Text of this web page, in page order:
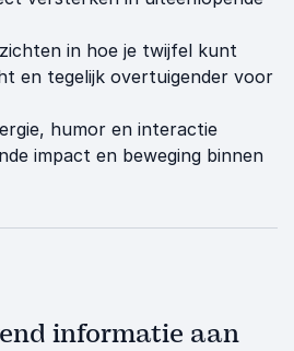
in hoe je twijfel kunt
en tegelijk overtuigender voor
humor en interactie
impact en beweging binnen
informatie aan